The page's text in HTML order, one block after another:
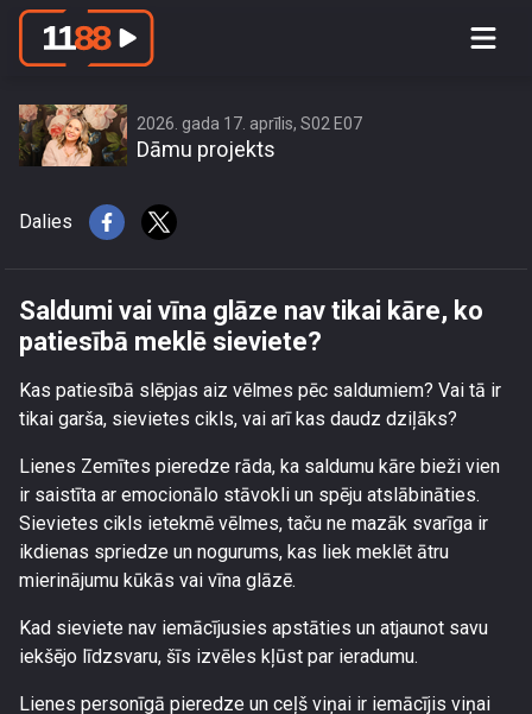
Saldumi vai vīna glāze nav tikai kāre,
2026. gada 17. aprīlis, S02 E07
Dāmu projekts
Dalies
Saldumi vai vīna glāze nav tikai kāre, ko
patiesībā meklē sieviete?
Kas patiesībā slēpjas aiz vēlmes pēc saldumiem? Vai tā ir
tikai garša, sievietes cikls, vai arī kas daudz dziļāks?
Lienes Zemītes pieredze rāda, ka saldumu kāre bieži vien
ir saistīta ar emocionālo stāvokli un spēju atslābināties.
Sievietes cikls ietekmē vēlmes, taču ne mazāk svarīga ir
ikdienas spriedze un nogurums, kas liek meklēt ātru
mierinājumu kūkās vai vīna glāzē.
Kad sieviete nav iemācījusies apstāties un atjaunot savu
iekšējo līdzsvaru, šīs izvēles kļūst par ieradumu.
Lienes personīgā pieredze un ceļš viņai ir iemācījis viņai